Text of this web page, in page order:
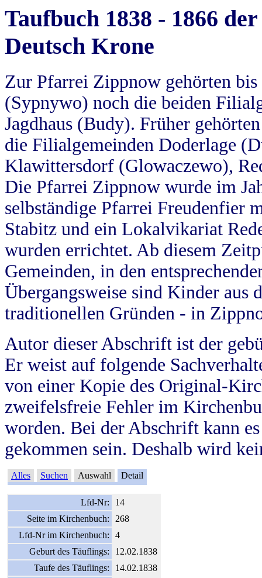
Taufbuch 1838 - 1866
Deutsch Krone
Zur Pfarrei Zippnow gehörten
(Sypnywo) noch die beiden
Jagdhaus (Budy). Früher
die Filialgemeinden Doderlage
Klawittersdorf (Glowaczewo),
Die Pfarrei Zippnow wurde im
selbständige Pfarrei Freudenfier
Stabitz und ein Lokalvikariat
wurden errichtet. Ab diesem
Gemeinden, in den
Übergangsweise sind Kinder aus
traditionellen Gründen - in
Autor dieser Abschrift ist der
Er weist auf folgende
von einer Kopie des Original-
zweifelsfreie Fehler im
worden. Bei der Abschrift kann
gekommen sein. Deshalb wird
Alles Suchen Auswahl Detail
Lfd-Nr:
14
Seite im Kirchenbuch:
268
Lfd-Nr im Kirchenbuch:
4
Geburt des Täuflings:
12.02.1838
Taufe des Täuflings:
14.02.1838